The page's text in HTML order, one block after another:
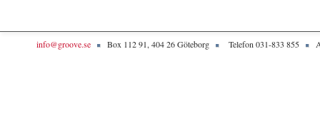
info@groove.se Box 112 91, 404 26 Göteborg Telefon 031-833 855